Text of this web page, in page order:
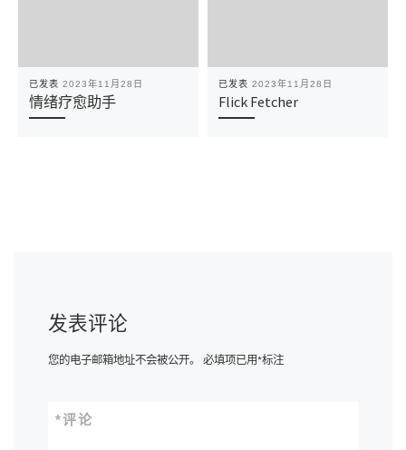
已发表 2023年11月28日
情绪疗愈助手
已发表 2023年11月28日
Flick Fetcher
发表评论
您的电子邮箱地址不会被公开。 必填项已用*标注
评论
*